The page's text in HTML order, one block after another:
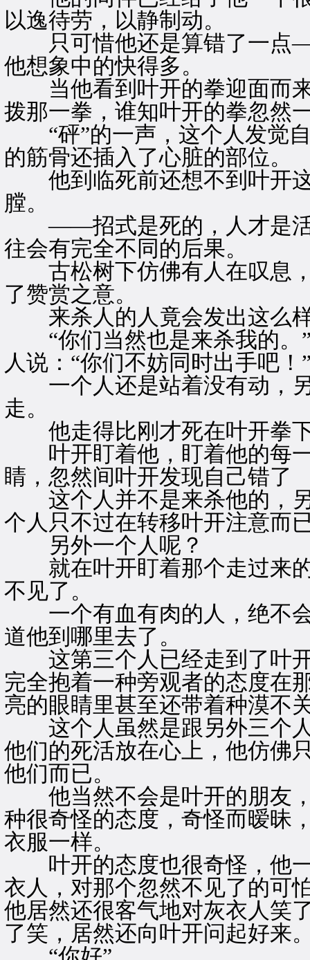
以逸待劳，以静制动。
只可惜他还是算错了一点
他想象中的快得多。
当他看到叶开的拳迎面而来
拨那一拳，谁知叶开的拳忽然
“砰”的一声，这个人发觉自
的筋骨还插入了心脏的部位。
他到临死前还想不到叶开这
膛。
——招式是死的，人才是活
往会有完全不同的后果。
古松树下仿佛有人在叹息，
了赞赏之意。
来杀人的人竟会发出这么
“你们当然也是来杀我的。”
人说：“你们不妨同时出手吧！
一个人还是站着没有动，另
走。
他走得比刚才死在叶开拳
叶开盯着他，盯着他的每一
睛，忽然间叶开发现自己错了
这个人并不是来杀他的，另
个人只不过在转移叶开注意而
另外一个人呢？
就在叶开盯着那个走过来的
不见了。
一个有血有肉的人，绝不会
道他到哪里去了。
这第三个人已经走到了叶开
完全抱着一种旁观者的态度在
亮的眼睛里甚至还带着种漠不
这个人虽然是跟另外三个人
他们的死活放在心上，他仿佛
他们而已。
他当然不会是叶开的朋友，
种很奇怪的态度，奇怪而暧昧
衣服一样。
叶开的态度也很奇怪，他一
衣人，对那个忽然不见了的可
他居然还很客气地对灰衣人笑
了笑，居然还向叶开问起好来